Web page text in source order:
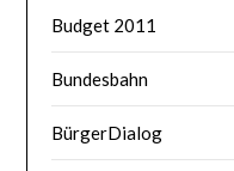
Budget 2011
Bundesbahn
BürgerDialog